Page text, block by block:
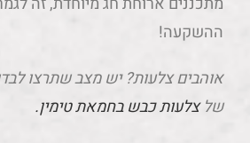
ההשקעה!
אוהבים צלעות? יש מצב שתרצו
שלצלעות כבש בחמאת טימין.